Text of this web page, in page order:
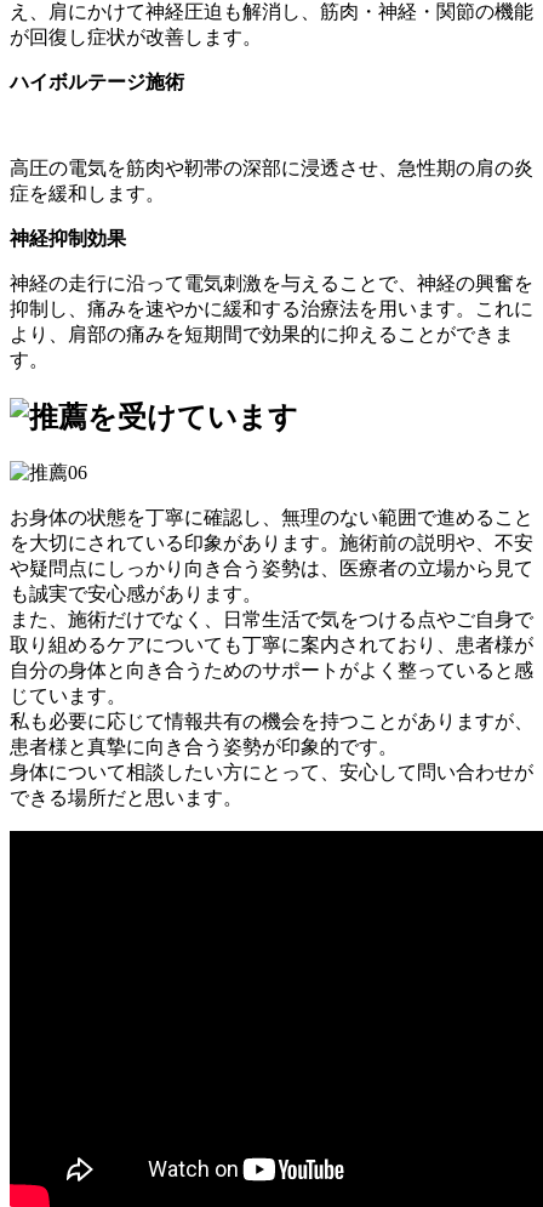
え、肩にかけて神経圧迫も解消し、筋肉・神経・関節の機能
が回復し症状が改善します。
ハイボルテージ施術
高圧の電気を筋肉や靭帯の深部に浸透させ、急性期の肩の炎
症を緩和します。
神経抑制効果
神経の走行に沿って電気刺激を与えることで、神経の興奮を
抑制し、痛みを速やかに緩和する治療法を用います。これに
より、肩部の痛みを短期間で効果的に抑えることができま
す。
お身体の状態を丁寧に確認し、無理のない範囲で進めること
を大切にされている印象があります。施術前の説明や、不安
や疑問点にしっかり向き合う姿勢は、医療者の立場から見て
も誠実で安心感があります。
また、施術だけでなく、日常生活で気をつける点やご自身で
取り組めるケアについても丁寧に案内されており、患者様が
自分の身体と向き合うためのサポートがよく整っていると感
じています。
私も必要に応じて情報共有の機会を持つことがありますが、
患者様と真摯に向き合う姿勢が印象的です。
身体について相談したい方にとって、安心して問い合わせが
できる場所だと思います。